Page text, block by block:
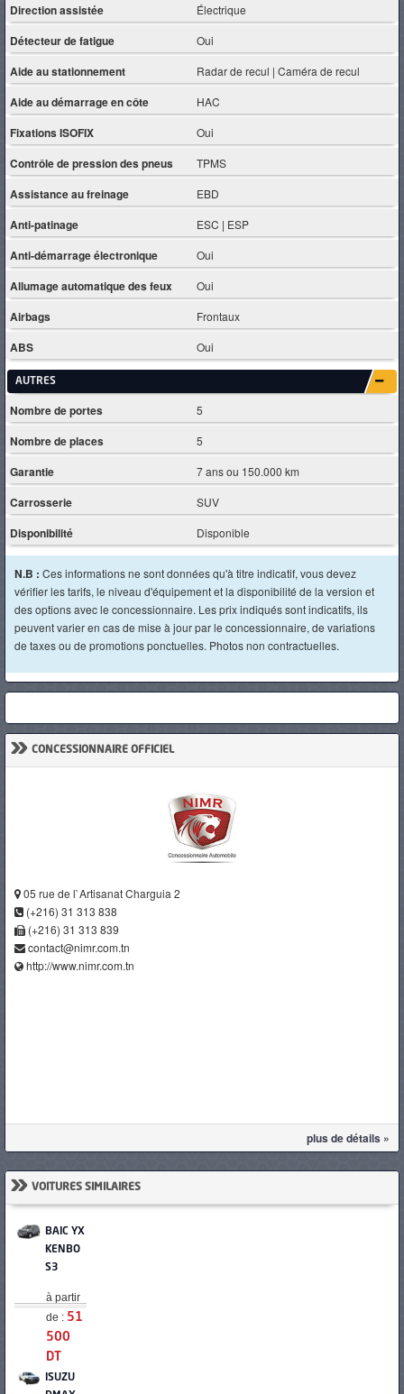
Direction assistée Électrique
Détecteur de fatigue Oui
Aide au stationnement Radar de recul | Caméra de recul
Aide au démarrage en côte HAC
Fixations ISOFIX Oui
Contrôle de pression des pneus TPMS
Assistance au freinage EBD
Anti-patinage ESC | ESP
Anti-démarrage électronique Oui
Allumage automatique des feux Oui
Airbags Frontaux
ABS Oui
AUTRES
Nombre de portes 5
Nombre de places 5
Garantie 7 ans ou 150.000 km
Carrosserie SUV
Disponibilité Disponible
N.B : Ces informations ne sont données qu'à titre indicatif, vous devez
vérifier les tarifs, le niveau d'équipement et la disponibilité de la version et
des options avec le concessionnaire. Les prix indiqués sont indicatifs, ils
peuvent varier en cas de mise à jour par le concessionnaire, de variations
de taxes ou de promotions ponctuelles. Photos non contractuelles.
» CONCESSIONNAIRE OFFICIEL
05 rue de l`Artisanat Charguia 2
(+216) 31 313 838
(+216) 31 313 839
contact@nimr.com.tn
http://www.nimr.com.tn
plus de détails »
» VOITURES SIMILAIRES
BAIC YX
KENBO
S3
à partir
de : 51
500
DT
ISUZU